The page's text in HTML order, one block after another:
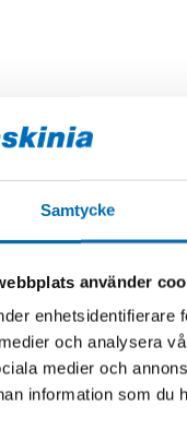
Samtycke
använder
enhetsidentifierare
och analysera
medier och
information som du